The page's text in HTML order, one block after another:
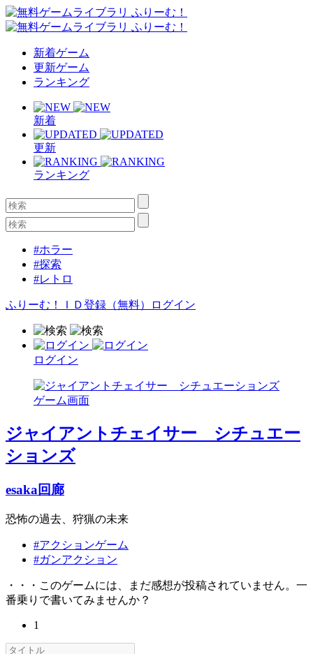
新着ゲーム
更新ゲーム
ランキング
新着
更新
ランキング
#ホラー
#探索
#レトロ
ふりーむ！ＩＤ登録（無料） ログイン
ログイン
ジャイアントチェイサー シチュエー
ションズ
esaka回廊
恐怖の過去、狩猟の未来
#アクションゲーム
#ガンアクション
・・・このゲームには、まだ感想が投稿されていません。一
番乗りで書いてみませんか？
1